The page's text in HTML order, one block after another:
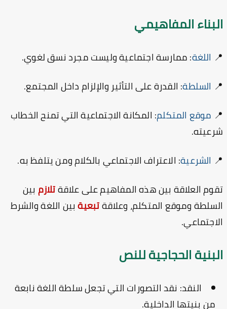
المفاهيمي
اللغة: ممارسة اجتماعية وليست مجرد نسق لغوي.
السلطة: القدرة على التأثير والإلزام داخل المجتمع.
موقع المتكلم: المكانة الاجتماعية التي تمنح الخطاب
الشرعية: الاعتراف الاجتماعي بالكلام ومن يتلفظ به.
العلاقة بين هذه المفاهيم على علاقةتلازمبين
وموقع المتكلم، وعلاقةتبعيةبين اللغة والشرط
الحجاجية للنص
النقد:نقد التصورات التي تجعل سلطة اللغة نابعة
من بنيتها الداخلية.